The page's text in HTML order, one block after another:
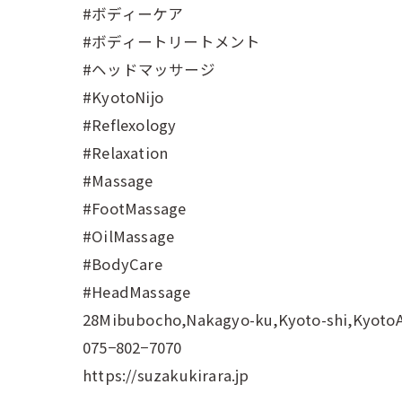
#ボディーケア
#ボディートリートメント
#ヘッドマッサージ
#KyotoNijo
#Reflexology
#Relaxation
#Massage
#FootMassage
#OilMassage
#BodyCare
#HeadMassage
28Mibubocho,Nakagyo-ku,Kyoto-
075−802−7070
https://suzakukirara.jp